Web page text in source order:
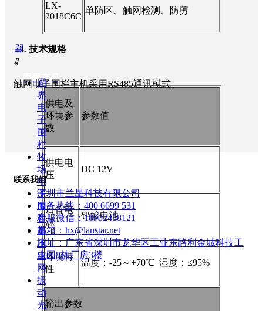
LX-
2018C6C
单防区、触网检测、防剪
3. 技术规格
供电及
环境参
数
参数值
供电电
压
DC 12V
后备电
源
铅酸电池
环境特
性
温度：-25～+70℃ 湿度：≤95%
输出参数
끀
ꁲ
周
界
电
子
围
栏
牧
场
电
子
围
栏
高
压
电
网
振
动
光
周界产品
触网电子围栏主机采用RS485通讯模式
联系我们
深圳市兰星科技有限公司
服务热线： 400 6699 531
客服微信：18902458121
邮箱： hx@lanstar.net
地址：广东省深圳市龙华区工业东路利金城科技工
业园8栋厂房3楼